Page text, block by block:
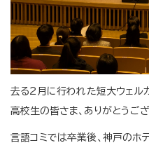
去る2月に行われた短大ウェル
高校生の皆さま、ありがとうござ
言語コミでは卒業後、神戸のホ